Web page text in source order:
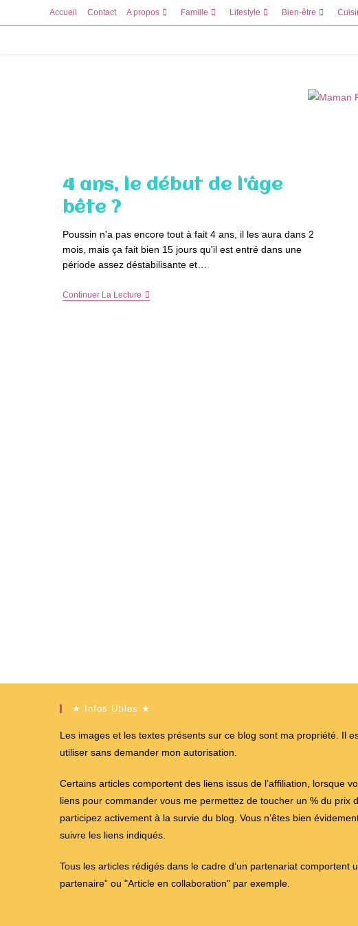
to
Accueil Contact A propos Famille Lifestyle Bien-être
4 ans, le début de l’âge
bête ?
Poussin n'a pas encore tout à fait 4 ans, il les aura dans 2
mois, mais ça fait bien 15 jours qu'il est entré dans une
période assez déstabilisante et…
Continuer La Lecture4
★ Infos Utiles ★
Les images et les textes présents sur ce blog sont ma propriété. Il
utiliser sans demander mon autorisation.
Certains articles comportent des liens issus de l’affiliation, lorsque
liens pour commander vous me permettez de toucher un % du prix
participez activement à la survie du blog. Vous n’êtes bien
suivre les liens indiqués.
Tous les articles rédigés dans le cadre d’un partenariat comportent
partenaire” ou "Article en collaboration" par exemple.